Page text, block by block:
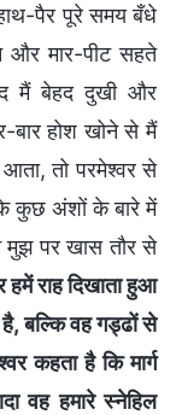
पैर पूरे समय बँधे
और मार-पीट सहते
मैं बेहद दुखी और
बार होश खोने से मैं
तो परमेश्वर से
कुछ अंशों के बारे में
मुझ पर खास तौर से
हमें राह दिखाता हुआ
है, बल्कि वह गड्ढों से
कहता है कि मार्ग
वह हमारे स्‍नेहिल